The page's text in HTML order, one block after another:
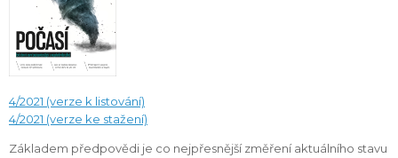
4/2021 (verze k listování)
4/2021 (verze ke stažení)
Základem předpovědi je co nejpřesnější změření aktuálního stavu